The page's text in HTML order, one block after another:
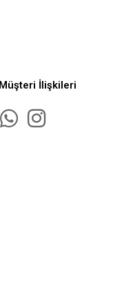
Müşteri İlişkileri